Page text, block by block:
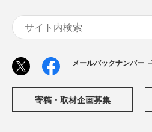
メールバックナンバー
寄稿・取材企画募集